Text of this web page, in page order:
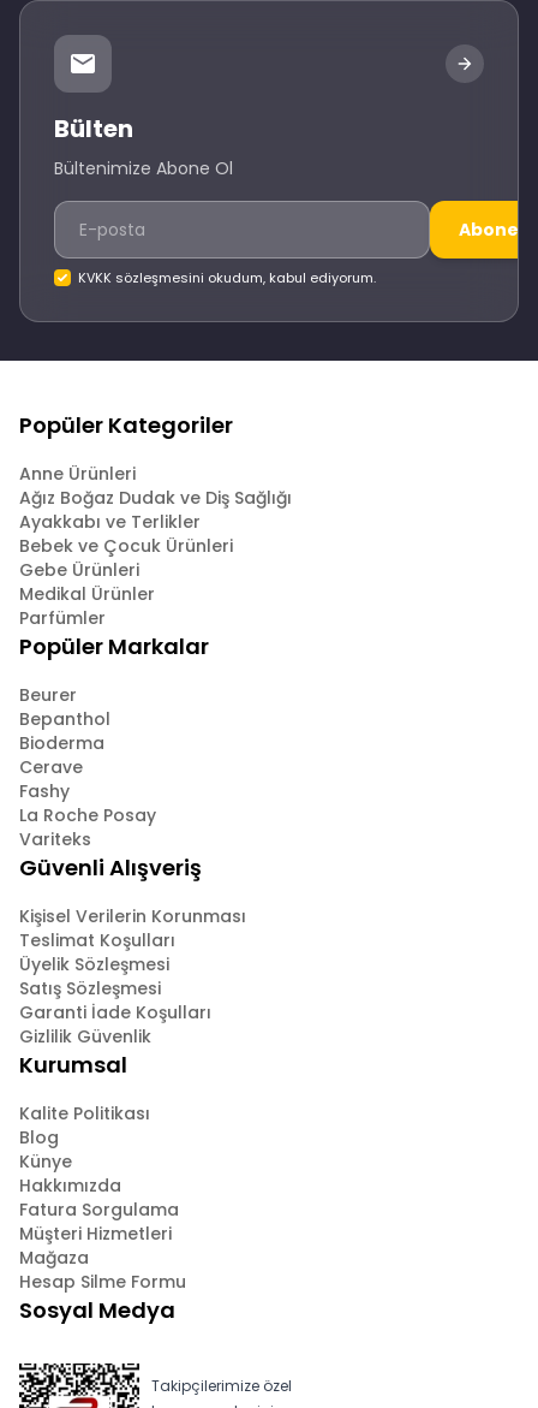
Bülten
Bültenimize Abone Ol
Abone
KVKK sözleşmesini okudum, kabul ediyorum.
Popüler Kategoriler
Anne Ürünleri
Ağız Boğaz Dudak ve Diş Sağlığı
Ayakkabı ve Terlikler
Bebek ve Çocuk Ürünleri
Gebe Ürünleri
Medikal Ürünler
Parfümler
Popüler Markalar
Beurer
Bepanthol
Bioderma
Cerave
Fashy
La Roche Posay
Variteks
Güvenli Alışveriş
Kişisel Verilerin Korunması
Teslimat Koşulları
Üyelik Sözleşmesi
Satış Sözleşmesi
Garanti İade Koşulları
Gizlilik Güvenlik
Kurumsal
Kalite Politikası
Blog
Künye
Hakkımızda
Fatura Sorgulama
Müşteri Hizmetleri
Mağaza
Hesap Silme Formu
Sosyal Medya
Takipçilerimize özel